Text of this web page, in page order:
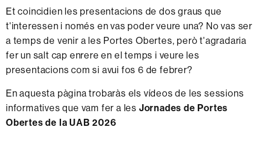
Et coincidien les presentacions de dos graus que
t'interessen i només en vas poder veure una? No vas ser
a temps de venir a les Portes Obertes, però t'agradaria
fer un salt cap enrere en el temps i veure les
presentacions com si avui fos 6 de febrer?
En aquesta pàgina trobaràs els vídeos de les sessions
informatives que vam fer a les Jornades de Portes
Obertes de la UAB 2026